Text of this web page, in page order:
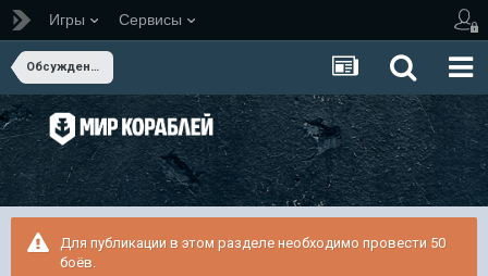
Игры Сервисы
Обсуждение Мира Кораблей
Для публикации в этом разделе необходимо провести 50
боёв.